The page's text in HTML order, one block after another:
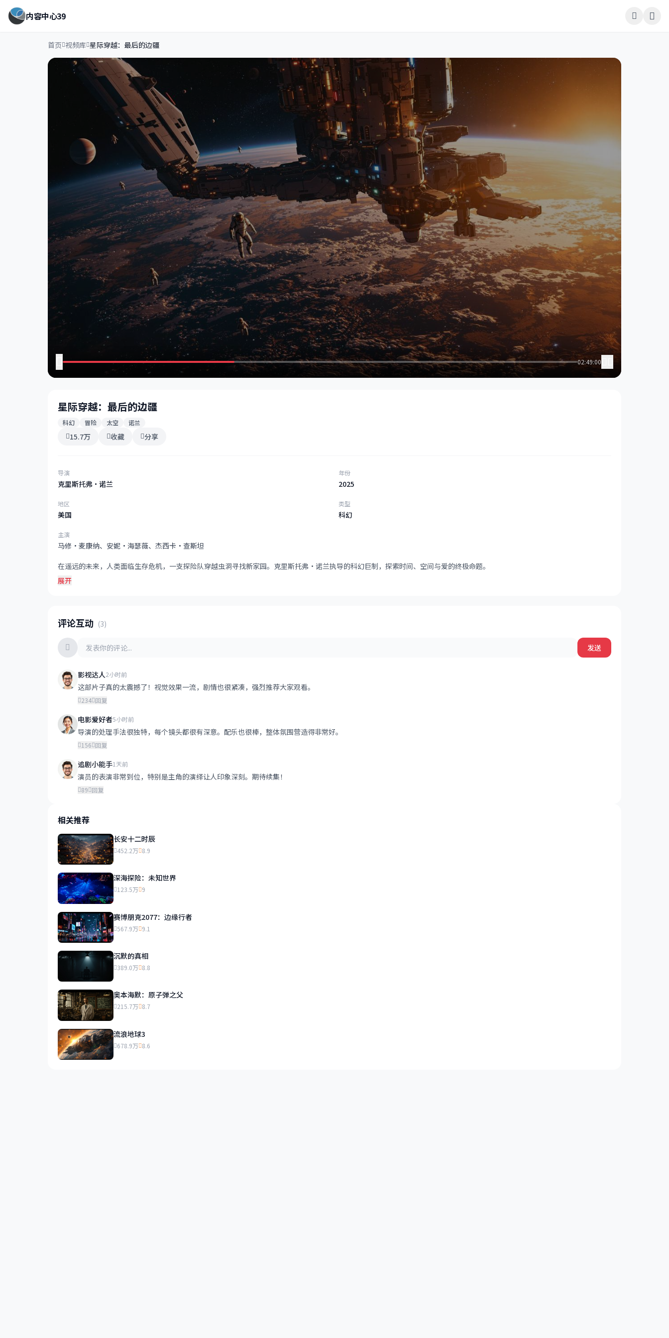
内容中心39
首页 视频库 星际穿越：最后的边疆
02:49:00
星际穿越：最后的边疆
科幻 冒险 太空 诺兰
15.7万 收藏 分享
导演
克里斯托弗·诺兰
年份
2025
地区
美国
类型
科幻
主演
马修·麦康纳、安妮·海瑟薇、杰西卡·查斯坦
在遥远的未来，人类面临生存危机，一支探险队穿越虫洞寻找新家园。克里斯托弗·诺兰执导的科幻巨制，探索时间、空间与爱的终极命题。
展开
评论互动 (3)
发送
影视达人2小时前
这部片子真的太震撼了！视觉效果一流，剧情也很紧凑，强烈推荐大家观看。
234 回复
电影爱好者5小时前
导演的处理手法很独特，每个镜头都很有深意。配乐也很棒，整体氛围营造得非常好。
156 回复
追剧小能手1天前
演员的表演非常到位，特别是主角的演绎让人印象深刻。期待续集！
89 回复
相关推荐
长安十二时辰
452.2万 8.9
深海探险：未知世界
123.5万 9
赛博朋克2077：边缘行者
567.9万 9.1
沉默的真相
389.0万 8.8
奥本海默：原子弹之父
215.7万 8.7
流浪地球3
678.9万 8.6